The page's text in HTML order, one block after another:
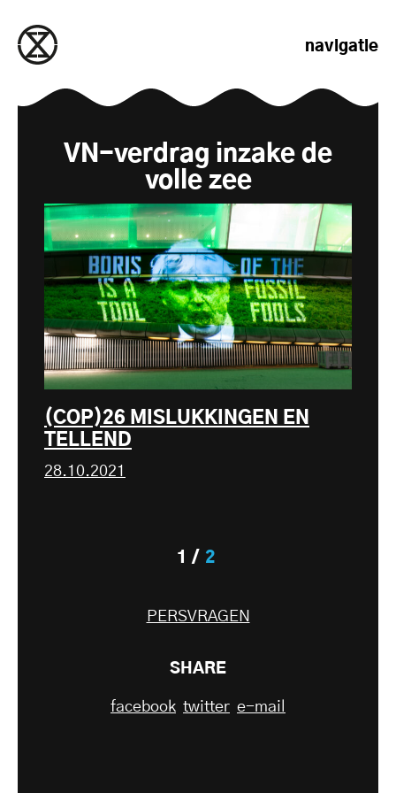
navigatie
VN-verdrag inzake de
volle zee
(COP)26 MISLUKKINGEN EN
TELLEND
28.10.2021
1 2
PERSVRAGEN
SHARE
facebook twitter e-mail